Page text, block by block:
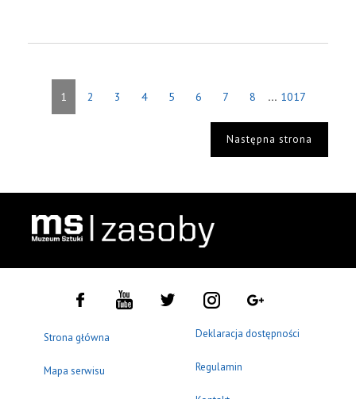
1 2 3 4 5 6 7 8 ... 1017
Następna strona
Strona główna
Mapa serwisu
Deklaracja dostępności
Regulamin